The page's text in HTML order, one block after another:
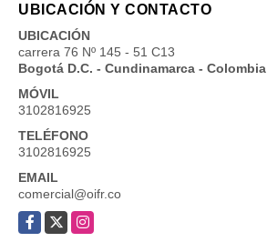
UBICACIÓN Y CONTACTO
UBICACIÓN
carrera 76 Nº 145 - 51 C13
Bogotá D.C. - Cundinamarca - Colombia
MÓVIL
3102816925
TELÉFONO
3102816925
EMAIL
comercial@oifr.co
Facebook
X Instagram